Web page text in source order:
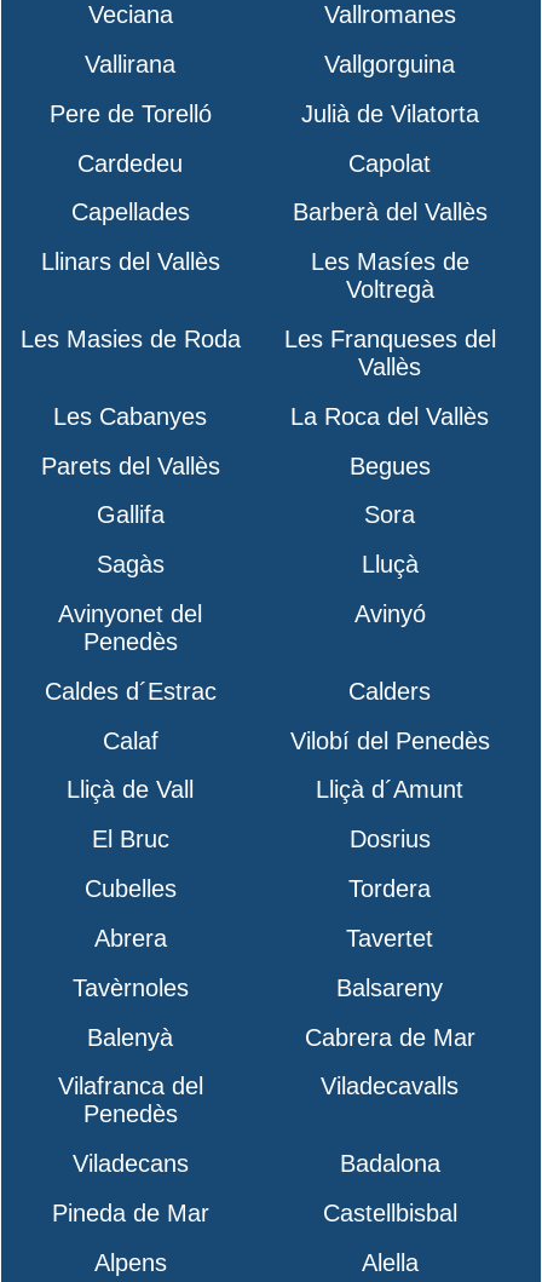
Veciana
Vallromanes
Vallirana
Vallgorguina
Pere de Torelló
Julià de Vilatorta
Cardedeu
Capolat
Capellades
Barberà del Vallès
Llinars del Vallès
Les Masíes de
Voltregà
Les Masies de Roda
Les Franqueses del
Vallès
Les Cabanyes
La Roca del Vallès
Parets del Vallès
Begues
Gallifa
Sora
Sagàs
Lluçà
Avinyonet del
Penedès
Avinyó
Caldes d´Estrac
Calders
Calaf
Vilobí del Penedès
Lliçà de Vall
Lliçà d´Amunt
El Bruc
Dosrius
Cubelles
Tordera
Abrera
Tavertet
Tavèrnoles
Balsareny
Balenyà
Cabrera de Mar
Vilafranca del
Penedès
Viladecavalls
Viladecans
Badalona
Pineda de Mar
Castellbisbal
Alpens
Alella